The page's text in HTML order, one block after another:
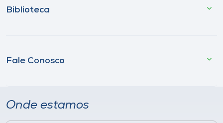
Biblioteca
Fale Conosco
Onde estamos